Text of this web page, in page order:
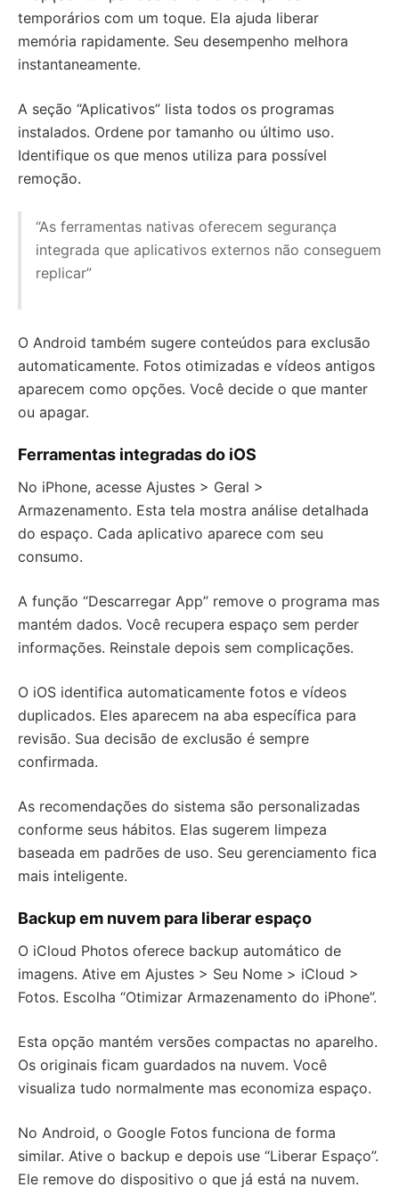
temporários com um toque. Ela ajuda liberar
memória rapidamente. Seu desempenho melhora
instantaneamente.
A seção “Aplicativos” lista todos os programas
instalados. Ordene por tamanho ou último uso.
Identifique os que menos utiliza para possível
remoção.
“As ferramentas nativas oferecem segurança
integrada que aplicativos externos não conseguem
replicar”
O Android também sugere conteúdos para exclusão
automaticamente. Fotos otimizadas e vídeos antigos
aparecem como opções. Você decide o que manter
ou apagar.
Ferramentas integradas do iOS
No iPhone, acesse Ajustes > Geral >
Armazenamento. Esta tela mostra análise detalhada
do espaço. Cada aplicativo aparece com seu
consumo.
A função “Descarregar App” remove o programa mas
mantém dados. Você recupera espaço sem perder
informações. Reinstale depois sem complicações.
O iOS identifica automaticamente fotos e vídeos
duplicados. Eles aparecem na aba específica para
revisão. Sua decisão de exclusão é sempre
confirmada.
As recomendações do sistema são personalizadas
conforme seus hábitos. Elas sugerem limpeza
baseada em padrões de uso. Seu gerenciamento fica
mais inteligente.
Backup em nuvem para liberar espaço
O iCloud Photos oferece backup automático de
imagens. Ative em Ajustes > Seu Nome > iCloud >
Fotos. Escolha “Otimizar Armazenamento do iPhone”.
Esta opção mantém versões compactas no aparelho.
Os originais ficam guardados na nuvem. Você
visualiza tudo normalmente mas economiza espaço.
No Android, o Google Fotos funciona de forma
similar. Ative o backup e depois use “Liberar Espaço”.
Ele remove do dispositivo o que já está na nuvem.